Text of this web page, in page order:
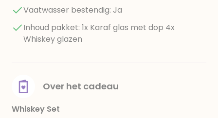
Vaatwasser bestendig: Ja
Inhoud pakket: 1x Karaf glas met dop 4x
Whiskey glazen
Over het cadeau
Whiskey Set